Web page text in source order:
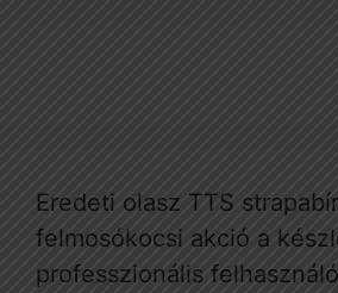
Eredeti olasz TTS
felmosókocsi akció a
professzionális